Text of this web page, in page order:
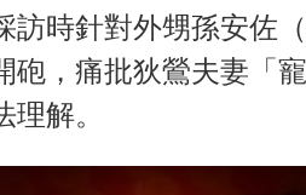
時針對外甥孫安佐
砲，痛批狄鶯夫妻「
解。